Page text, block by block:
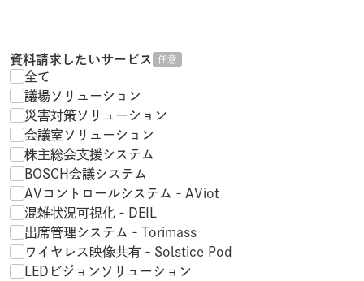
資料請求したいサービス 任意
全て
議場ソリューション
災害対策ソリューション
会議室ソリューション
株主総会支援システム
BOSCH会議システム
AVコントロールシステム‐AViot
混雑状況可視化‐DEIL
出席管理システム‐Torimass
ワイヤレス映像共有‐Solstice Pod
LEDビジョンソリューション